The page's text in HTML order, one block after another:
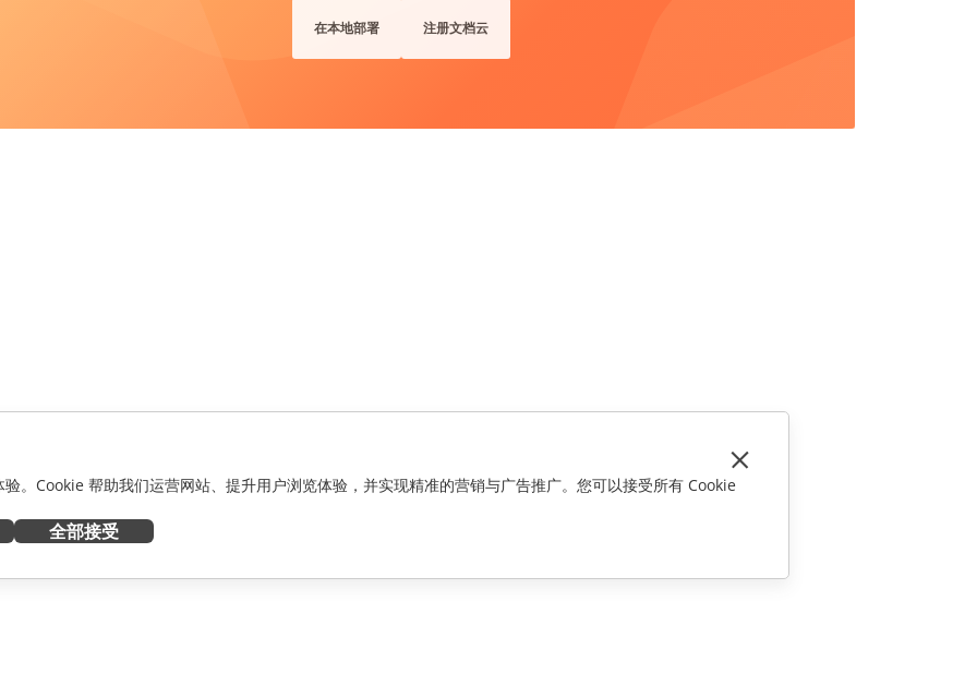
在本地部署 注册文档云
。Cookie 帮助我们运营网站、提升用户浏览体验，并实现精准的营销与广告推广。您可以接受所有 Cookie
全部接受